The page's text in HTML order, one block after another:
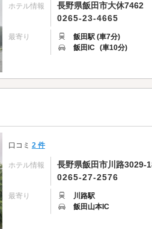
ホテル情報
長野県飯田市大休7462
0265-23-4665
最寄り
飯田駅 (車7分)
飯田IC (車10分)
口コミ 2 件
ホテル情報
長野県飯田市川路3029-
0265-27-2576
最寄り
川路駅
飯田山本IC